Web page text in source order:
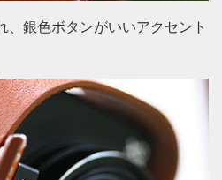
、銀色ボタンがいいアクセント